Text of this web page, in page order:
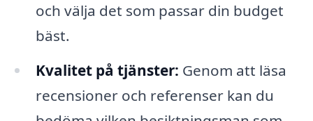
och välja det som passar din budget
bäst.
Kvalitet på tjänster: Genom att läsa
recensioner och referenser kan du